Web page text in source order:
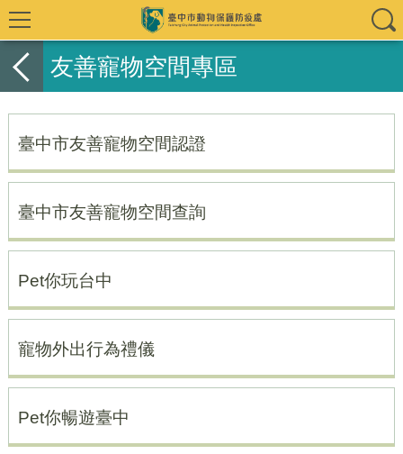
友善寵物空間專區
臺中市友善寵物空間認證
臺中市友善寵物空間查詢
Pet你玩台中
寵物外出行為禮儀
Pet你暢遊臺中